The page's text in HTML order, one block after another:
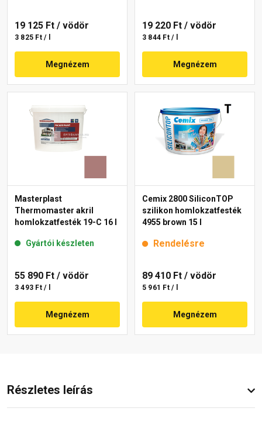
19 125 Ft / vödör
3 825 Ft / l
Megnézem
19 220 Ft / vödör
3 844 Ft / l
Megnézem
Masterplast
Thermomaster akril
homlokzatfesték 19-C 16 l
Gyártói készleten
55 890 Ft / vödör
3 493 Ft / l
Megnézem
Cemix 2800 SiliconTOP
szilikon homlokzatfesték
4955 brown 15 l
Rendelésre
89 410 Ft / vödör
5 961 Ft / l
Megnézem
Részletes leírás